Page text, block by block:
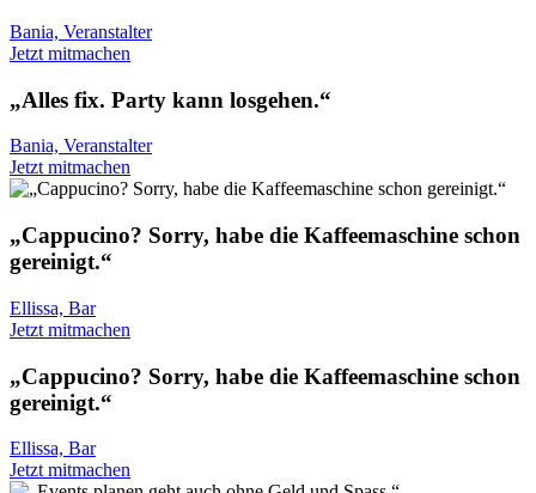
Bania, Veranstalter
Jetzt mitmachen
„Alles fix. Party kann losgehen.“
Bania, Veranstalter
Jetzt mitmachen
„Cappucino? Sorry, habe die Kaffeemaschine schon
gereinigt.“
Ellissa, Bar
Jetzt mitmachen
„Cappucino? Sorry, habe die Kaffeemaschine schon
gereinigt.“
Ellissa, Bar
Jetzt mitmachen